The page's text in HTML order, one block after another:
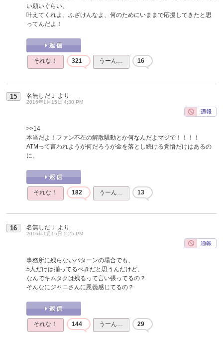
い願いぐらい、
叶えてくれよ。ふざけんなよ、何のためにいままで応援してきたと思
ってんだよ！
それな！ 321 うーん… 16
15 名無しだＪ より
2016年1月15日 4:30 PM
>>14
本当だよ！ファン不在の解散騒動とか何なんだよマジで！！！！
ATMって言われようが何だろうが金を落とし続ける覚悟だけはあるの
に。
それな！ 182 うーん… 13
16 名無しだＪ より
2016年1月15日 5:25 PM
事務所に残らないパターンの場合でも、
5人だけは揃ってるべきだと思うんだけど、
なんでキムタクは残るって言い張ってるの？
そんなにジャニさんに恩義感じてるの？
それな！ 144 うーん… 29